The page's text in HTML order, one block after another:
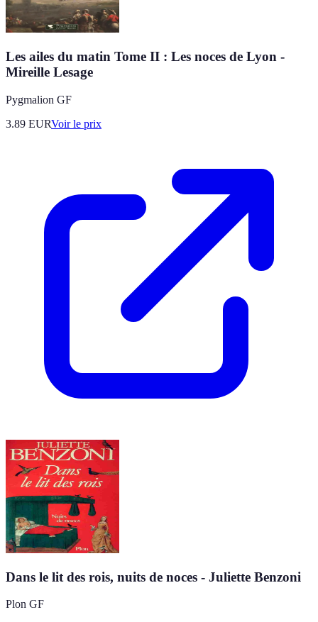
Les ailes du matin Tome II : Les noces de Lyon -
Mireille Lesage
Pygmalion GF
3.89 EURVoir le prix
Dans le lit des rois, nuits de noces - Juliette Benzoni
Plon GF